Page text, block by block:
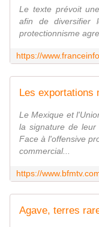
Le texte prévoit
afin de diversifier
protectionnisme
Le Mexique et
la signature de leur
Face à l'offensive
commercial...